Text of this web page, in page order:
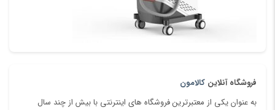
فروشگاه آنلاین کالامون
به عنوان یکی از معتبرترین فروشگاه های اینترنتی با بیش از چند سال